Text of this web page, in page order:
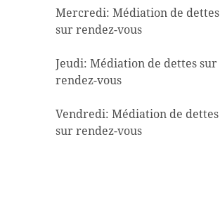
Mercredi: Médiation de dettes
sur rendez-vous
Jeudi: Médiation de dettes sur
rendez-vous
Vendredi: Médiation de dettes
sur rendez-vous